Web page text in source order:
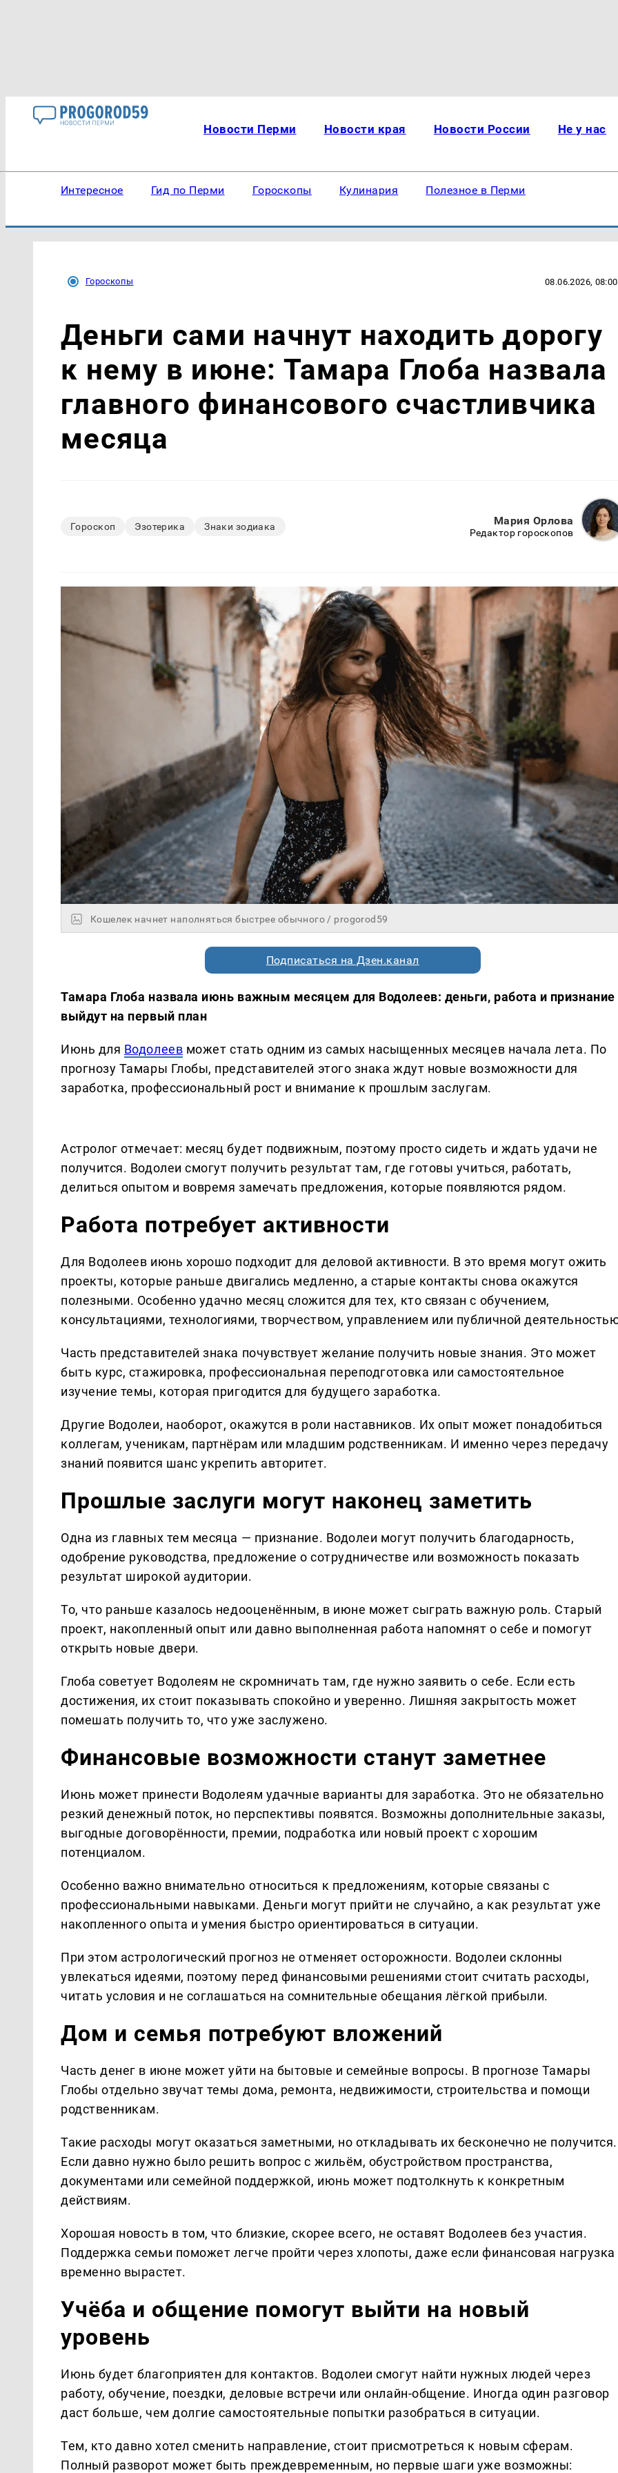
Новости Перми Новости края Новости России Не у нас
Интересное Гид по Перми Гороскопы Кулинария Полезное в Перми
Гороскопы 08.06.2026, 08:00
Деньги сами начнут находить дорогу
к нему в июне: Тамара Глоба назвала
главного финансового счастливчика
месяца
Гороскоп Эзотерика Знаки зодиака Мария Орлова
Редактор гороскопов
Кошелек начнет наполняться быстрее обычного / progorod59
Подписаться на Дзен.канал
Тамара Глоба назвала июнь важным месяцем для Водолеев: деньги, работа и признание
выйдут на первый план
Июнь для Водолеев может стать одним из самых насыщенных месяцев начала лета. По
прогнозу Тамары Глобы, представителей этого знака ждут новые возможности для
заработка, профессиональный рост и внимание к прошлым заслугам.
Астролог отмечает: месяц будет подвижным, поэтому просто сидеть и ждать удачи не
получится. Водолеи смогут получить результат там, где готовы учиться, работать,
делиться опытом и вовремя замечать предложения, которые появляются рядом.
Работа потребует активности
Для Водолеев июнь хорошо подходит для деловой активности. В это время могут ожить
проекты, которые раньше двигались медленно, а старые контакты снова окажутся
полезными. Особенно удачно месяц сложится для тех, кто связан с обучением,
консультациями, технологиями, творчеством, управлением или публичной
Часть представителей знака почувствует желание получить новые знания. Это может
быть курс, стажировка, профессиональная переподготовка или самостоятельное
изучение темы, которая пригодится для будущего заработка.
Другие Водолеи, наоборот, окажутся в роли наставников. Их опыт может понадобиться
коллегам, ученикам, партнёрам или младшим родственникам. И именно через передачу
знаний появится шанс укрепить авторитет.
Прошлые заслуги могут наконец заметить
Одна из главных тем месяца — признание. Водолеи могут получить благодарность,
одобрение руководства, предложение о сотрудничестве или возможность показать
результат широкой аудитории.
То, что раньше казалось недооценённым, в июне может сыграть важную роль. Старый
проект, накопленный опыт или давно выполненная работа напомнят о себе и помогут
открыть новые двери.
Глоба советует Водолеям не скромничать там, где нужно заявить о себе. Если есть
достижения, их стоит показывать спокойно и уверенно. Лишняя закрытость может
помешать получить то, что уже заслужено.
Финансовые возможности станут заметнее
Июнь может принести Водолеям удачные варианты для заработка. Это не обязательно
резкий денежный поток, но перспективы появятся. Возможны дополнительные заказы,
выгодные договорённости, премии, подработка или новый проект с хорошим
потенциалом.
Особенно важно внимательно относиться к предложениям, которые связаны с
профессиональными навыками. Деньги могут прийти не случайно, а как результат уже
накопленного опыта и умения быстро ориентироваться в ситуации.
При этом астрологический прогноз не отменяет осторожности. Водолеи склонны
увлекаться идеями, поэтому перед финансовыми решениями стоит считать расходы,
читать условия и не соглашаться на сомнительные обещания лёгкой прибыли.
Дом и семья потребуют вложений
Часть денег в июне может уйти на бытовые и семейные вопросы. В прогнозе Тамары
Глобы отдельно звучат темы дома, ремонта, недвижимости, строительства и помощи
родственникам.
Такие расходы могут оказаться заметными, но откладывать их бесконечно не получится.
Если давно нужно было решить вопрос с жильём, обустройством пространства,
документами или семейной поддержкой, июнь может подтолкнуть к конкретным
действиям.
Хорошая новость в том, что близкие, скорее всего, не оставят Водолеев без участия.
Поддержка семьи поможет легче пройти через хлопоты, даже если финансовая нагрузка
временно вырастет.
Учёба и общение помогут выйти на новый
уровень
Июнь будет благоприятен для контактов. Водолеи смогут найти нужных людей через
работу, обучение, поездки, деловые встречи или онлайн-общение. Иногда один разговор
даст больше, чем долгие самостоятельные попытки разобраться в ситуации.
Тем, кто давно хотел сменить направление, стоит присмотреться к новым сферам.
Полный разворот может быть преждевременным, но первые шаги уже возможны: